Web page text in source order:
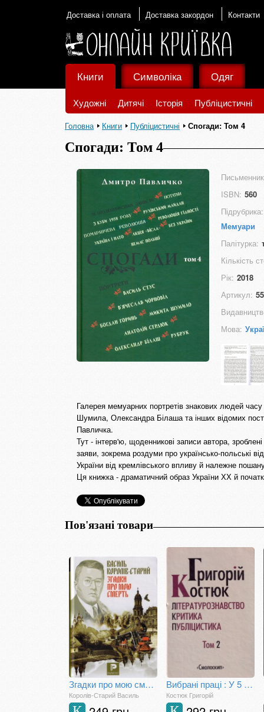
Доставка і оплата Доставка закордон Контакти
Книги
Художні Дитячі Історія Публіцистичні
Символіка Одяг
Головна Книги Публіцистичні Спогади: Том 4
Спогади: Том 4
ISBN: 560
Підрубрика:
Мемуари
Палітурка:
Кількість
Рік: 2018
Артикул:
Мова:
Галерея мемуарних портретів знакових людей
Шумила, Олександра Білаша та інших відомих
Павличка.
Тут - інтерв'ю, щоденникові записи автора,
заяви, зокрема роздуми про українсько-польські
України від кремлівського впливу й належне
Ця книжка - драматичний образ України ХХ й
Пов'язані товари
Згадки про мою смерть
Королів-Старий Василь
Вибрані праці : У 5 Т. Т.2 Літературознавство. Критика. Публіцистика
Костюк Григорій